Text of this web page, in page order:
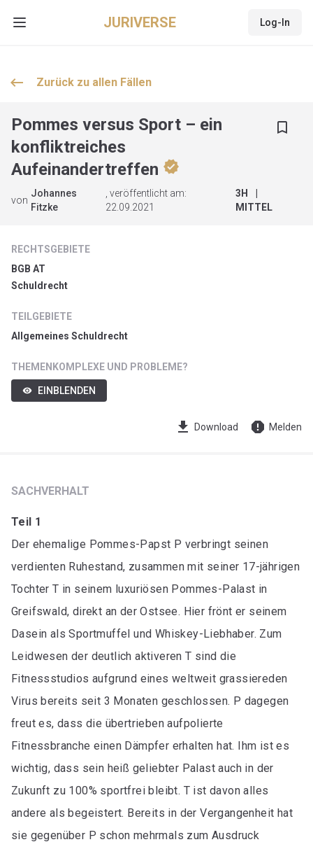
Open main menu JURIVERSE Log-In
keyboard_backspace Zurück zu allen Fällen
Pommes versus Sport – ein
konfliktreiches
Aufeinandertreffen verified
bookmark_border
von
Johannes
Fitzke
, veröffentlicht am:
22.09.2021
3 H
MITTEL
RECHTSGEBIETE
BGB AT
Schuldrecht
TEILGEBIETE
Allgemeines Schuldrecht
THEMENKOMPLEXE UND PROBLEME?
visibility EINBLENDEN
get_app Download report Melden
SACHVERHALT
Teil 1
Der ehemalige Pommes-Papst P verbringt seinen
verdienten Ruhestand, zusammen mit seiner 17-jährigen
Tochter T in seinem luxuriösen Pommes-Palast in
Greifswald, direkt an der Ostsee. Hier frönt er seinem
Dasein als Sportmuffel und Whiskey-Liebhaber. Zum
Leidwesen der deutlich aktiveren T sind die
Fitnessstudios aufgrund eines weltweit grassiereden
Virus bereits seit 3 Monaten geschlossen. P dagegen
freut es, dass die übertrieben aufpolierte
Fitnessbranche einen Dämpfer erhalten hat. Ihm ist es
wichtig, dass sein heiß geliebter Palast auch in der
Zukunft zu 100% sportfrei bleibt. T ist davon alles
andere als begeistert. Bereits in der Vergangenheit hat
sie gegenüber P schon mehrmals zum Ausdruck